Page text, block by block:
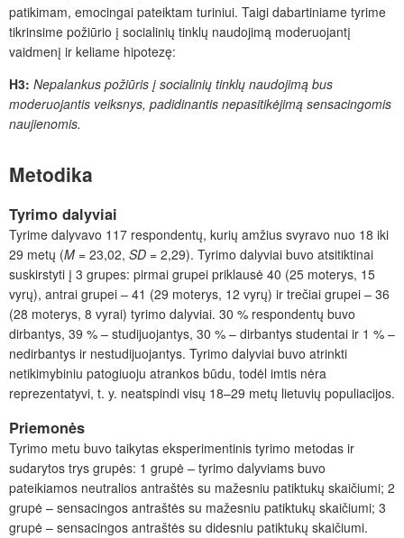
patikimam, emocingai pateiktam turiniui. Taigi dabartiniame tyrime
tikrinsime požiūrio į socialinių tinklų naudojimą moderuojantį
vaidmenį ir keliame hipotezę:
H3: Nepalankus požiūris į socialinių tinklų naudojimą bus
moderuojantis veiksnys, padidinantis nepasitikėjimą sensacingomis
naujienomis.
Metodika
Tyrimo dalyviai
Tyrime dalyvavo 117 respondentų, kurių amžius svyravo nuo 18 iki
29 metų (M = 23,02, SD = 2,29). Tyrimo dalyviai buvo atsitiktinai
suskirstyti į 3 grupes: pirmai grupei priklausė 40 (25 moterys, 15
vyrų), antrai grupei – 41 (29 moterys, 12 vyrų) ir trečiai grupei – 36
(28 moterys, 8 vyrai) tyrimo dalyviai. 30 % respondentų buvo
dirbantys, 39 % – studijuojantys, 30 % – dirbantys studentai ir 1 % –
nedirbantys ir nestudijuojantys. Tyrimo dalyviai buvo atrinkti
netikimybiniu patogiuoju atrankos būdu, todėl imtis nėra
reprezentatyvi, t. y. neatspindi visų 18–29 metų lietuvių populiacijos.
Priemonės
Tyrimo metu buvo taikytas eksperimentinis tyrimo metodas ir
sudarytos trys grupės: 1 grupė – tyrimo dalyviams buvo
pateikiamos neutralios antraštės su mažesniu patiktukų skaičiumi; 2
grupė – sensacingos antraštės su mažesniu patiktukų skaičiumi; 3
grupė – sensacingos antraštės su didesniu patiktukų skaičiumi.